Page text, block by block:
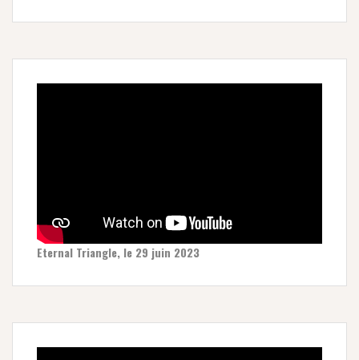
Eternal Triangle, le 29 juin 2023